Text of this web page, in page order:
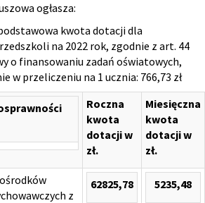
ogłasza:
kwota dotacji dla
na 2022 rok, zgodnie z art. 44
o finansowaniu zadań oświatowych,
w przeliczeniu na 1 ucznia: 766,73 zł
Roczna
kwota
dotacji w
zł.
Miesięczna
kwota
dotacji w
zł.
z
62825,78 5235,48